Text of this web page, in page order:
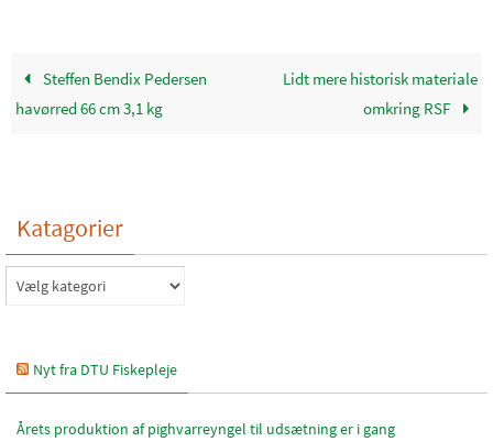
Steffen Bendix Pedersen
havørred 66 cm 3,1 kg
Lidt mere historisk materiale
omkring RSF
Katagorier
Katagorier
Nyt fra DTU Fiskepleje
Årets produktion af pighvarreyngel til udsætning er i gang